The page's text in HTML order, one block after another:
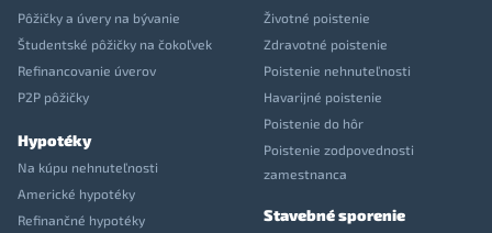
Pôžičky a úvery na bývanie
Študentské pôžičky na čokoľvek
Refinancovanie úverov
P2P pôžičky
Hypotéky
Na kúpu nehnuteľnosti
Americké hypotéky
Refinančné hypotéky
Životné poistenie
Zdravotné poistenie
Poistenie nehnuteľnosti
Havarijné poistenie
Poistenie do hôr
Poistenie zodpovednosti
zamestnanca
Stavebné sporenie